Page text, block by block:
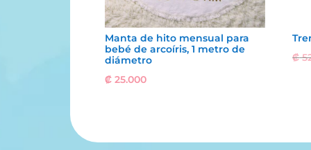
Manta de hito mensual para
bebé de arcoíris, 1 metro de
diámetro
₡25.000
₡